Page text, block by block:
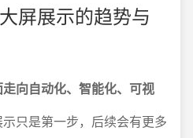
屏展示的趋势与
向自动化、智能化、可视
只是第一步，后续会有更多